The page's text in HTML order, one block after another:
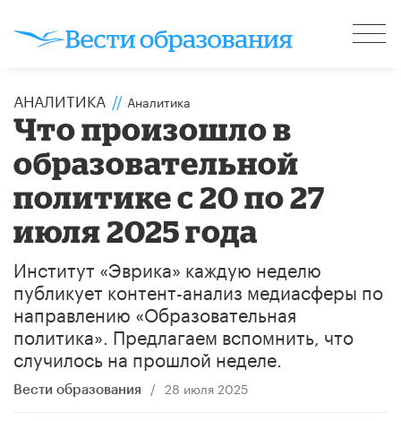
АНАЛИТИКА // Аналитика
Что произошло в
образовательной
политике с 20 по 27
июля 2025 года
Институт «Эврика» каждую неделю
публикует контент-анализ медиасферы по
направлению «Образовательная
политика». Предлагаем вспомнить, что
случилось на прошлой неделе.
Вести образования / 28 июля 2025